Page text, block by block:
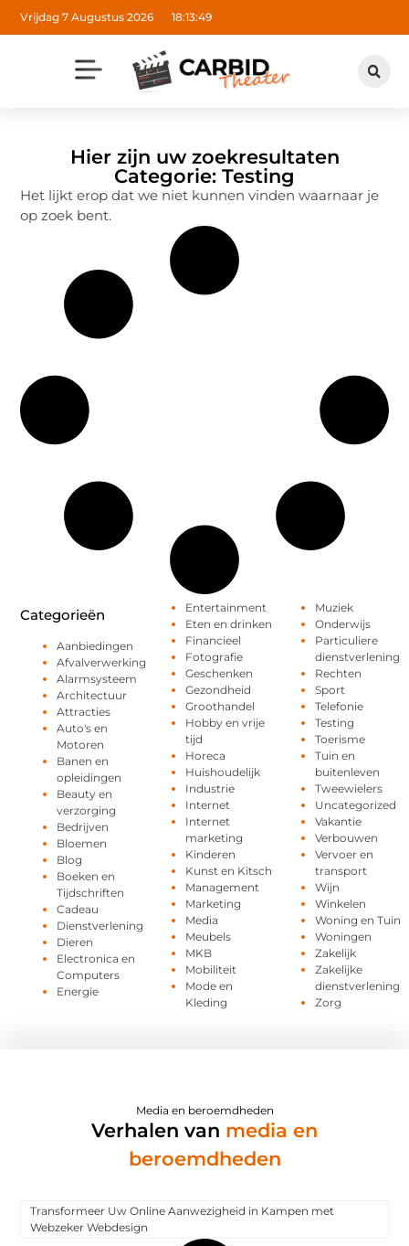
Vrijdag 7 Augustus 2026 18:13:49
Hier zijn uw zoekresultaten
Categorie: Testing
Het lijkt erop dat we niet kunnen vinden waarnaar je
op zoek bent.
Categorieën
Aanbiedingen
Afvalverwerking
Alarmsysteem
Architectuur
Attracties
Auto's en
Motoren
Banen en
opleidingen
Beauty en
verzorging
Bedrijven
Bloemen
Blog
Boeken en
Tijdschriften
Cadeau
Dienstverlening
Dieren
Electronica en
Computers
Energie
Entertainment
Eten en drinken
Financieel
Fotografie
Geschenken
Gezondheid
Groothandel
Hobby en vrije
tijd
Horeca
Huishoudelijk
Industrie
Internet
Internet
marketing
Kinderen
Kunst en Kitsch
Management
Marketing
Media
Meubels
MKB
Mobiliteit
Mode en
Kleding
Muziek
Onderwijs
Particuliere
dienstverlening
Rechten
Sport
Telefonie
Testing
Toerisme
Tuin en
buitenleven
Tweewielers
Uncategorized
Vakantie
Verbouwen
Vervoer en
transport
Wijn
Winkelen
Woning en Tuin
Woningen
Zakelijk
Zakelijke
dienstverlening
Zorg
Media en beroemdheden
Verhalen van media en
beroemdheden
Transformeer Uw Online Aanwezigheid in Kampen met
Webzeker Webdesign